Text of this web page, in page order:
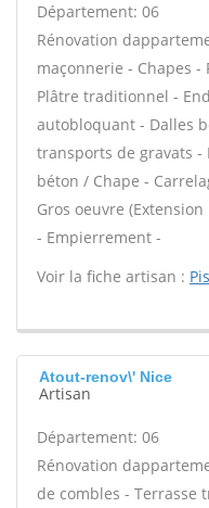
Département: 06
Rénovation
maçonnerie - Chapes
Plâtre traditionnel -
autobloquant - Dalles
transports de gravats -
béton / Chape -
Gros oeuvre
- Empierrement -
Voir la fiche artisan :
Atout-renov\' Nice
Artisan
Département: 06
Rénovation
de combles - Terrasse